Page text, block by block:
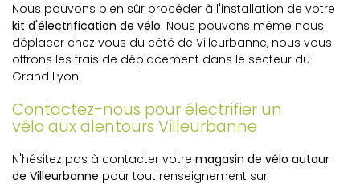
Nous pouvons bien sûr procéder à l'installation de votre
kit d'électrification de vélo. Nous pouvons même nous
déplacer chez vous du côté de Villeurbanne, nous vous
offrons les frais de déplacement dans le secteur du
Grand Lyon.
Contactez-nous pour électrifier un
vélo aux alentours Villeurbanne
N'hésitez pas à contacter votre magasin de vélo autour
de Villeurbanne pour tout renseignement sur